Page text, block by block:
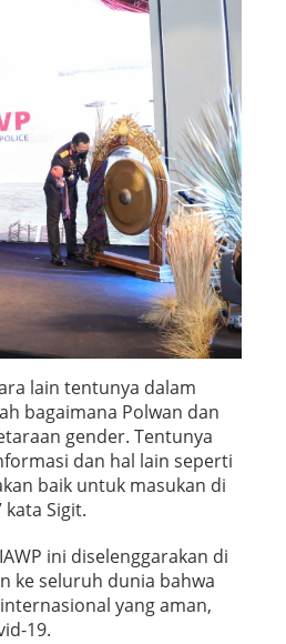
lain tentunya dalam
bagaimana Polwan dan
gender. Tentunya
dan hal lain seperti
baik untuk masukan di
Sigit.
ini diselenggarakan di
ke seluruh dunia bahwa
yang aman,
19.